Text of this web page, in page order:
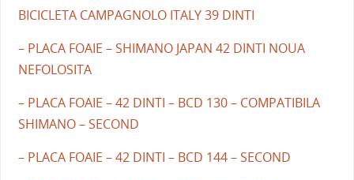
BICICLETA CAMPAGNOLO ITALY 39 DINTI
– PLACA FOAIE – SHIMANO JAPAN 42 DINTI NOUA
NEFOLOSITA
– PLACA FOAIE – 42 DINTI – BCD 130 – COMPATIBILA
SHIMANO – SECOND
– PLACA FOAIE – 42 DINTI – BCD 144 – SECOND